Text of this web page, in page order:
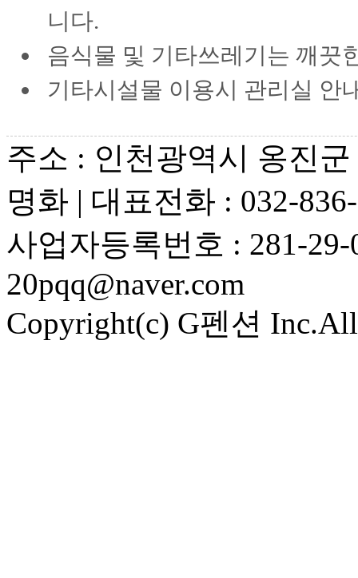
니다.
음식물 및 기타쓰레기는 깨끗
기타시설물 이용시 관리실 안
주소 : 인천광역시 옹진
명화 | 대표전화 : 032-
사업자등록번호 : 281-
20pqq@naver.com
Copyright(c) G펜션 Inc.All